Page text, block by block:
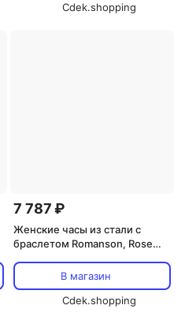
Cdek.shopping
7 787 ₽
Женские часы из стали с
браслетом Romanson, Rose
В магазин
Cdek.shopping